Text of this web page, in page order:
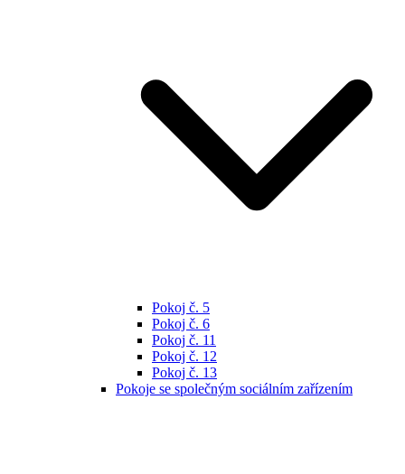
Pokoj č. 5
Pokoj č. 6
Pokoj č. 11
Pokoj č. 12
Pokoj č. 13
Pokoje se společným sociálním zařízením